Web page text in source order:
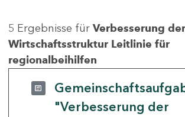
5 Ergebnisse für Verbesserung
Wirtschaftsstruktur Leitlinie für
regionalbeihilfen
"Verbesserung der